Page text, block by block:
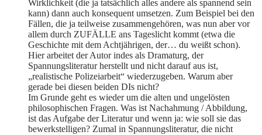
Wirklichkeit (die ja tatsächlich alles andere als spannend sein
kann) dann auch konsequent umsetzen. Zum Beispiel bei den
Fällen, die ja teilweise zusammengehören, was nun aber vor
allem durch ZUFÄLLE ans Tageslicht kommt (etwa die
Geschichte mit dem Achtjährigen, der… du weißt schon).
Hier arbeitet der Autor indes als Dramaturg, der
Spannungsliteratur herstellt und nicht darauf aus ist,
„realistische Polizeiarbeit“ wiederzugeben. Warum aber
gerade bei diesen beiden DIs nicht?
Im Grunde geht es wieder um die alten und ungelösten
philosophischen Fragen. Was ist Nachahmung / Abbildung,
ist das Aufgabe der Literatur und wenn ja: wie soll sie das
bewerkstelligen? Zumal in Spannungsliteratur, die nicht